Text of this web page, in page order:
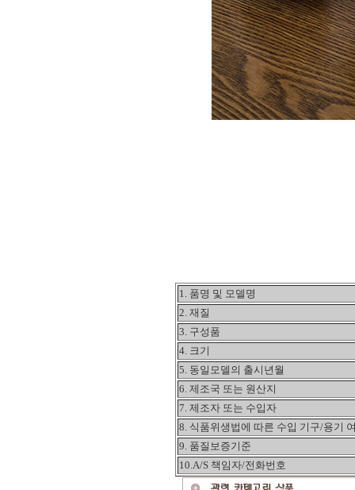
1. 품명 및 모델명
2. 재질
3. 구성품
4. 크기
5. 동일모델의 출시년월
6. 제조국 또는 원산지
7. 제조자 또는 수입자
8. 식품위생법에 따른 수입 기구/용기
9. 품질보증기준
10.A/S 책임자/전화번호